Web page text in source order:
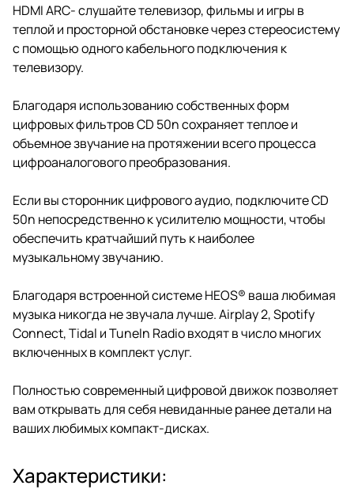
HDMI ARC- слушайте телевизор, фильмы и игры в
теплой и просторной обстановке через стереосистему
с помощью одного кабельного подключения к
телевизору.
Благодаря использованию собственных форм
цифровых фильтров CD 50n сохраняет теплое и
объемное звучание на протяжении всего процесса
цифроаналогового преобразования.
Если вы сторонник цифрового аудио, подключите CD
50n непосредственно к усилителю мощности, чтобы
обеспечить кратчайший путь к наиболее
музыкальному звучанию.
Благодаря встроенной системе HEOS® ваша любимая
музыка никогда не звучала лучше. Airplay 2, Spotify
Connect, Tidal и TuneIn Radio входят в число многих
включенных в комплект услуг.
Полностью современный цифровой движок позволяет
вам открывать для себя невиданные ранее детали на
ваших любимых компакт-дисках.
Характеристики: